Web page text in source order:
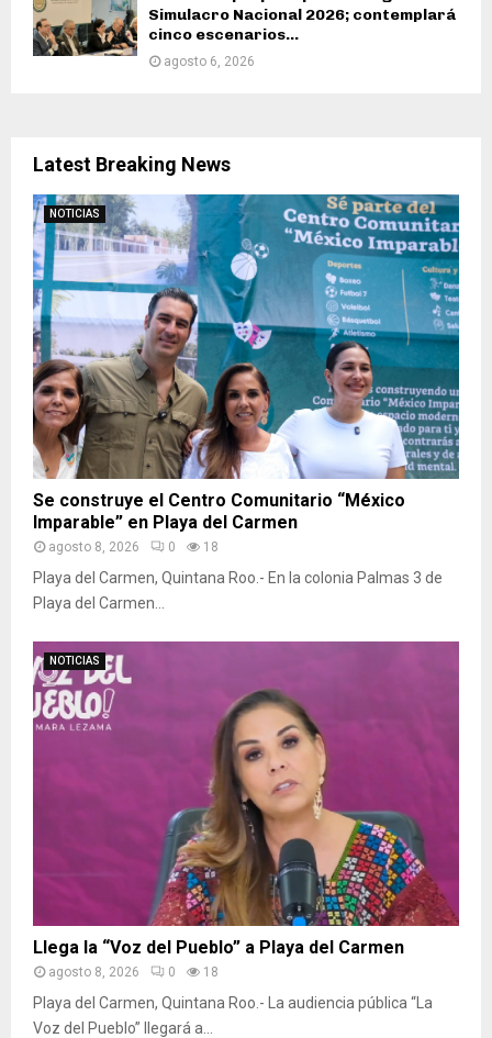
Simulacro Nacional 2026; contemplará
cinco escenarios...
agosto 6, 2026
Latest Breaking News
NOTICIAS
Se construye el Centro Comunitario “México
Imparable” en Playa del Carmen
agosto 8, 2026 0 18
Playa del Carmen, Quintana Roo.- En la colonia Palmas 3 de
Playa del Carmen...
NOTICIAS
Llega la “Voz del Pueblo” a Playa del Carmen
agosto 8, 2026 0 18
Playa del Carmen, Quintana Roo.- La audiencia pública “La
Voz del Pueblo” llegará a...